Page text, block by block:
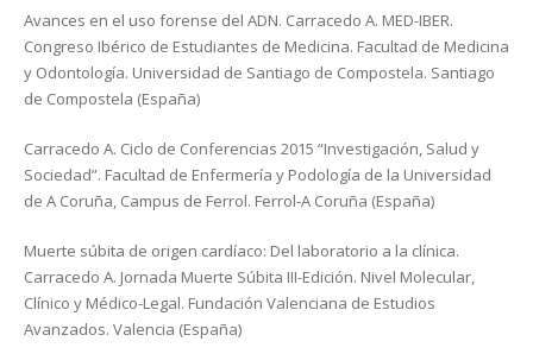
Avances en el uso forense del ADN. Carracedo A. MED-IBER.
Congreso Ibérico de Estudiantes de Medicina. Facultad de Medicina
y Odontología. Universidad de Santiago de Compostela. Santiago
de Compostela (España)
Carracedo A. Ciclo de Conferencias 2015 “Investigación, Salud y
Sociedad”. Facultad de Enfermería y Podología de la Universidad
de A Coruña, Campus de Ferrol. Ferrol-A Coruña (España)
Muerte súbita de origen cardíaco: Del laboratorio a la clínica.
Carracedo A. Jornada Muerte Súbita III-Edición. Nivel Molecular,
Clínico y Médico-Legal. Fundación Valenciana de Estudios
Avanzados. Valencia (España)